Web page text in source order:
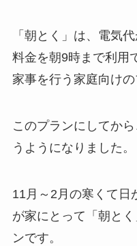
「朝とく」は、電気
料金を朝9時まで利用
家事を行う家庭向けの
このプランにしてか
うようになりました。
11月～2月の寒くて日
が家にとって「朝と
ンです。